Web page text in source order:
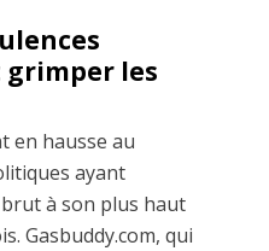
les
en hausse au
ayant
à son plus haut
Gasbuddy.com, qui